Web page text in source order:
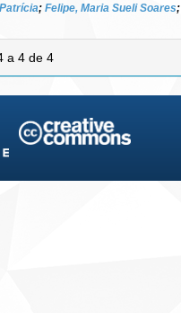
; Felipe, Maria Sueli Soares;
a 4 de 4